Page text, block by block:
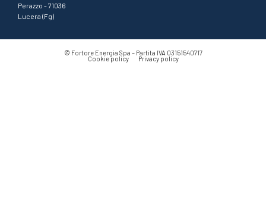
Perazzo - 71036
Lucera (Fg)
© Fortore Energia Spa – Partita IVA 03151540717
Cookie policy Privacy policy